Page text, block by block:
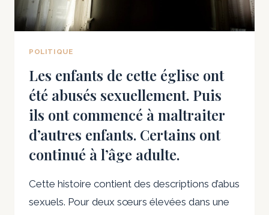
TRAVAILLEURS
ONT
POLITIQUE
Les enfants de cette église ont
été abusés sexuellement. Puis
ils ont commencé à maltraiter
d’autres enfants. Certains ont
continué à l’âge adulte.
Cette histoire contient des descriptions d’abus
sexuels. Pour deux sœurs élevées dans une